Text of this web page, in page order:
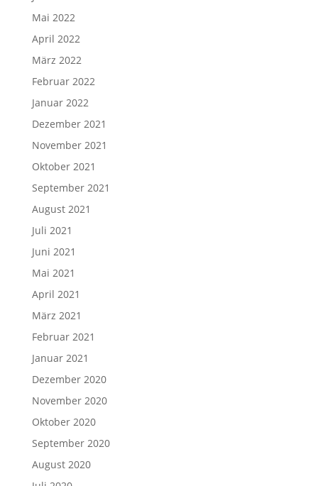
Mai 2022
April 2022
März 2022
Februar 2022
Januar 2022
Dezember 2021
November 2021
Oktober 2021
September 2021
August 2021
Juli 2021
Juni 2021
Mai 2021
April 2021
März 2021
Februar 2021
Januar 2021
Dezember 2020
November 2020
Oktober 2020
September 2020
August 2020